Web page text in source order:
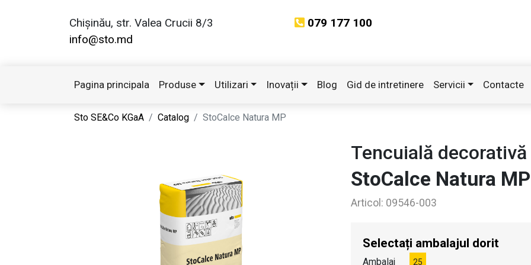
Chișinău, str. Valea Crucii 8/3
info@sto.md
079 177 100
Pagina principala Produse Utilizari Inovații Blog Gid de intretinere Servicii Contacte
Sto SE&Co KGaA Catalog StoCalce Natura MP
Tencuială decorativă
StoCalce Natura MP
Articol: 09546-003
Selectați ambalajul dorit
Ambalaj 25